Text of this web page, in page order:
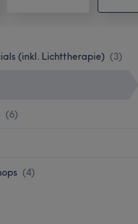
(inkl. Lichttherapie) (3)
(6)
(4)